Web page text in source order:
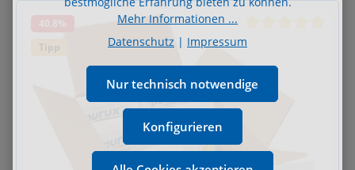
Tipp
Durchschnittliche
Mehr Informationen ...
Datenschutz | Impressum
Nur technisch notwendige
Konfigurieren